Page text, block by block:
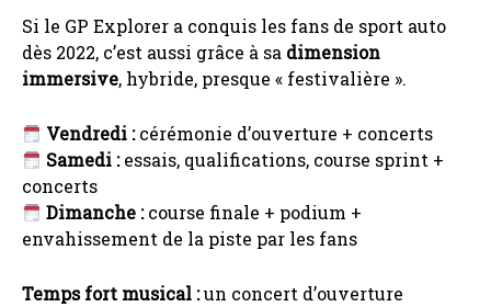
Si le GP Explorer a conquis les fans de sport auto
dès 2022, c’est aussi grâce à sa dimension
immersive, hybride, presque « festivalière ».
Vendredi :cérémonie d’ouverture + concerts
Samedi :essais, qualifications, course sprint +
concerts
Dimanche :course finale + podium +
envahissement de la piste par les fans
Temps fort musical :un concert d’ouverture